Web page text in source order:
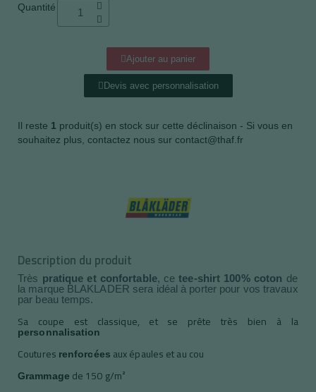
Quantité
Ajouter au panier
Devis avec personnalisation
Il reste 1 produit(s) en stock sur cette déclinaison - Si vous en
souhaitez plus, contactez nous sur contact@thaf.fr
Description du produit
Très pratique et confortable, ce tee-shirt 100% coton de
la marque BLAKLADER sera idéal à porter pour vos travaux
Sa coupe est classique, et se prête très bien à la
personnalisation
Coutures renforcées aux épaules et au cou
Grammage de 150 g/m²